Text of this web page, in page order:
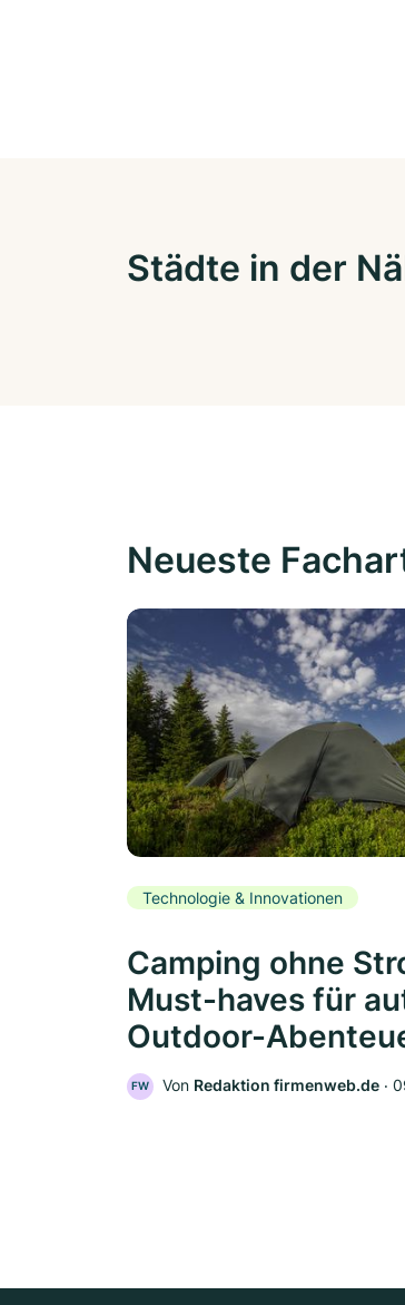
Städte in der
Neueste
Technologie & Innovationen
Camping ohne
Must-haves für
Outdoor-
FW Von Redaktion firmenweb.de ‧